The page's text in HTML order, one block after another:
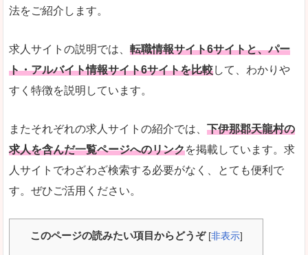
法をご紹介します。
求人サイトの説明では、 転職情報サイト6サイトと、パー
ト・アルバイト情報サイト6サイトを比較して、わかりや
すく特徴を説明しています。
またそれぞれの求人サイトの紹介では、 下伊那郡天龍村の
求人を含んだ一覧ページへのリンクを掲載しています。求
人サイトでわざわざ検索する必要がなく、とても便利で
す。ぜひご活用ください。
このページの読みたい項目からどうぞ [非表示]